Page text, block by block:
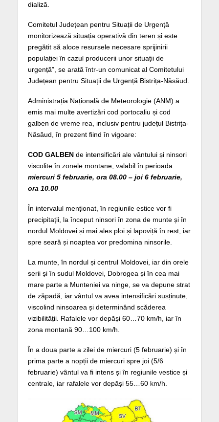
dializă.
Comitetul Județean pentru Situații de Urgență
monitorizează situația operativă din teren și este
pregătit să aloce resursele necesare sprijinirii
populației în cazul producerii unor situații de
urgență”, se arată într-un comunicat al Comitetului
Județean pentru Situații de Urgență Bistrița-Năsăud.
Administrația Națională de Meteorologie (ANM) a
emis mai multe avertizări cod portocaliu și cod
galben de vreme rea, inclusiv pentru județul Bistrița-
Năsăud, în prezent fiind în vigoare:
COD GALBENde intensificări ale vântului și ninsori
viscolite în zonele montane, valabil în perioada
miercuri 5 februarie, ora 08.00 – joi 6 februarie,
ora 10.00
În intervalul menționat, în regiunile estice vor fi
precipitații, la început ninsori în zona de munte și în
nordul Moldovei și mai ales ploi și lapoviță în rest, iar
spre seară și noaptea vor predomina ninsorile.
La munte, în nordul și centrul Moldovei, iar din orele
serii și în sudul Moldovei, Dobrogea și în cea mai
mare parte a Munteniei va ninge, se va depune strat
de zăpadă, iar vântul va avea intensificări susținute,
viscolind ninsoarea și determinând scăderea
vizibilității. Rafalele vor depăși 60…70 km/h, iar în
zona montană 90…100 km/h.
În a doua parte a zilei de miercuri (5 februarie) și în
prima parte a nopții de miercuri spre joi (5/6
februarie) vântul va fi intens și în regiunile vestice și
centrale, iar rafalele vor depăși 55…60 km/h.